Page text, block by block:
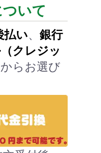
いて
払い、 銀行
クレジッ
からお選び